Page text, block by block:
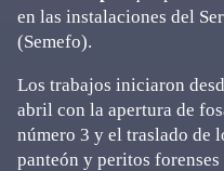
en las instalaciones del
(Semefo).
Los trabajos iniciaron
abril con la apertura de
número 3 y el traslado de
panteón y peritos